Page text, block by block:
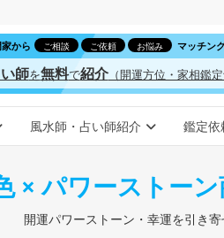
から ご相談 ご依頼 お悩み マッチン
師を無料で紹介（開運方位・家相鑑
風水師・占い師紹介 鑑定依
× パワーストー
開運パワーストーン・幸運を引き